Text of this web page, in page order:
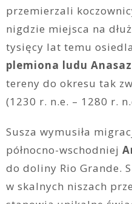
przemierzali
nigdzie miejsca na
tysięcy lat temu
plemiona ludu
tereny do okresu tak
(1230 r. n.e. – 1280 r.
Susza wymusiła
północno-wschodniej
do doliny Rio Grande.
w skalnych niszach